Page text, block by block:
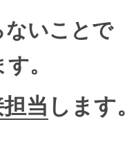
ないことで
。
当 します。